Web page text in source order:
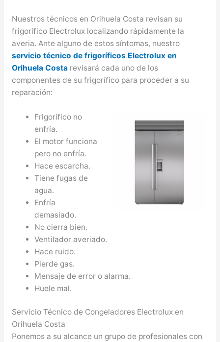
Nuestros técnicos en Orihuela Costa revisan su
frigorífico Electrolux localizando rápidamente la
averia. Ante alguno de estos síntomas, nuestro
servicio técnico de frigoríficos Electrolux en
Orihuela Costarevisará cada uno de los
componentes de su frigorífico para proceder a su
reparación:
Frigorífico no
enfría.
El motor funciona
pero no enfría.
Hace escarcha.
Tiene fugas de
agua.
Enfría
demasiado.
No cierra bien.
Ventilador averiado.
Hace ruido.
Pierde gas.
Mensaje de error o alarma.
Huele mal.
Servicio Técnico de Congeladores Electrolux en
Orihuela Costa
Ponemos a su alcance un grupo de profesionales con